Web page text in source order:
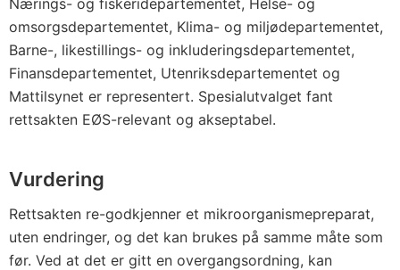
Nærings- og fiskeridepartementet, Helse- og
omsorgsdepartementet, Klima- og miljødepartementet,
Barne-, likestillings- og inkluderingsdepartementet,
Finansdepartementet, Utenriksdepartementet og
Mattilsynet er representert. Spesialutvalget fant
rettsakten EØS-relevant og akseptabel.
Vurdering
Rettsakten re-godkjenner et mikroorganismepreparat,
uten endringer, og det kan brukes på samme måte som
før. Ved at det er gitt en overgangsordning, kan